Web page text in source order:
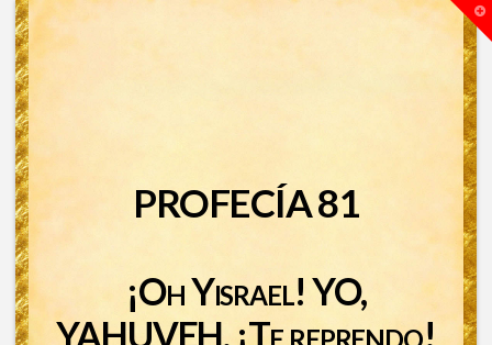
PROFECÍA 81
¡Oh Yisrael! YO,
YAHUVEH, ¡Te reprendo!